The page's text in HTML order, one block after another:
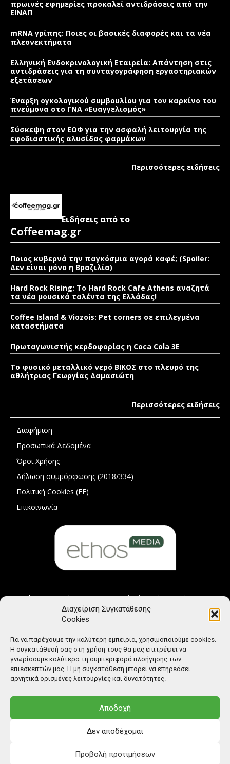
Διαχείριση Συγκατάθεσης
Cookies
Για να παρέχουμε την καλύτερη εμπειρία, χρησιμοποιούμε cookies.
Η συγκατάθεσή σας στη χρήση τους θα μας επιτρέψει να
γνωρίσουμε καλύτερα τη συμπεριφορά πλοήγησης των
επιεσκεπτών μας. Η μη συγκατάθεση μπορεί να επηρεάσει
αρνητικά ορισμένες λειτουργίες και δυνατότητες.
Αποδοχή
Δεν αποδέχομαι
Προβολή προτιμήσεων
πρωινές εφημερίες προκαλεί αντιδράσεις από την
ΕΙΝΑΠ
mRNA γρίπης: Ποιες οι βασικές διαφορές και τα νέα
πλεονεκτήματα
Ελληνική Ενδοκρινολογική Εταιρεία: Απάντηση στις
αντιδράσεις για τη συνταγογράφηση εργαστηριακών
εξετάσεων
Έναρξη ογκολογικού συμβουλίου για τον καρκίνο του
πνεύμονα στο ΓΝΑ «Ευαγγελισμός»
Σύσκεψη στον ΕΟΦ για την ασφαλή λειτουργία της
εφοδιαστικής αλυσίδας φαρμάκων
Περισσότερες ειδήσεις
Ειδήσεις από το
Coffeemag.gr
Ποιος κυβερνά την παγκόσμια αγορά καφέ; (Spoiler:
Δεν είναι μόνο η Βραζιλία)
Hard Rock Rising: Το Hard Rock Cafe Athens αναζητά
τα νέα μουσικά ταλέντα της Ελλάδας!
Coffee Island & Viozois: Pet corners σε επιλεγμένα
καταστήματα
Πρωταγωνιστής κερδοφορίας η Coca Cola 3E
Το φυσικό μεταλλικό νερό ΒΙΚΟΣ στο πλευρό της
αθλήτριας Γεωργίας Δαμασιώτη
Περισσότερες ειδήσεις
Διαφήμιση
Προσωπικά Δεδομένα
Όροι Χρήσης
Δήλωση συμμόρφωσης (2018/334)
Πολιτική Cookies (ΕΕ)
Επικοινωνία
Μέλος Μητρώου Ηλεκτρονικού Τύπου (242225)
© Copyright: Ethos Media S.A.